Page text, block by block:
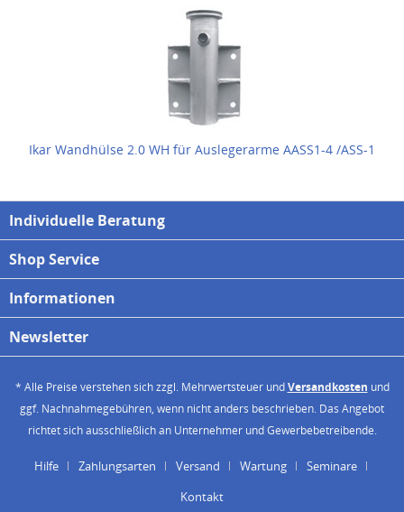
Ikar Wandhülse 2.0 WH für Auslegerarme AASS1-4 /ASS-1
Individuelle Beratung
Shop Service
Informationen
Newsletter
* Alle Preise verstehen sich zzgl. Mehrwertsteuer undVersandkosten und
ggf. Nachnahmegebühren, wenn nicht anders beschrieben. Das Angebot
richtet sich ausschließlich an Unternehmer und Gewerbebetreibende.
Hilfe Zahlungsarten Versand Wartung
Seminare
Kontakt